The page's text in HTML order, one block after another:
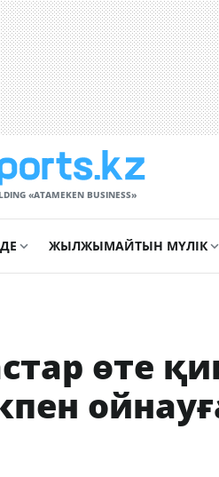
«ATAMEKЕN BUSINESS»
ЖЫЛЖЫМАЙТЫН МҮЛІК
өте